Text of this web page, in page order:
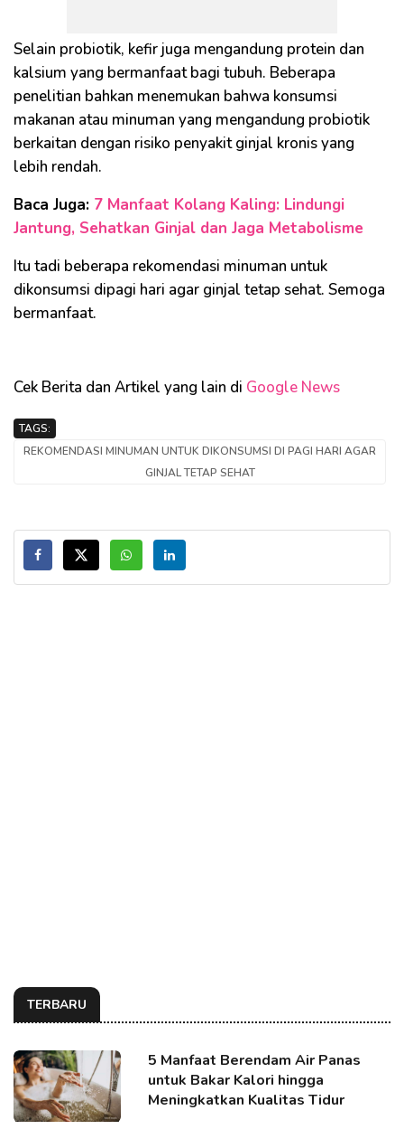
Selain probiotik, kefir juga mengandung protein dan
kalsium yang bermanfaat bagi tubuh. Beberapa
penelitian bahkan menemukan bahwa konsumsi
makanan atau minuman yang mengandung probiotik
berkaitan dengan risiko penyakit ginjal kronis yang
lebih rendah.
Baca Juga: 7 Manfaat Kolang Kaling: Lindungi
Jantung, Sehatkan Ginjal dan Jaga Metabolisme
Itu tadi beberapa rekomendasi minuman untuk
dikonsumsi dipagi hari agar ginjal tetap sehat. Semoga
bermanfaat.
Cek Berita dan Artikel yang lain di Google News
TAGS:
REKOMENDASI MINUMAN UNTUK DIKONSUMSI DI PAGI HARI AGAR
GINJAL TETAP SEHAT
TERBARU
5 Manfaat Berendam Air Panas
untuk Bakar Kalori hingga
Meningkatkan Kualitas Tidur